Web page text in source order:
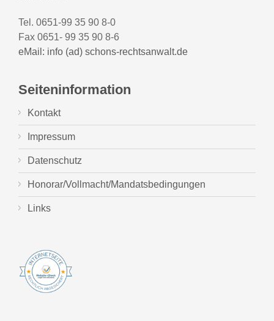
Tel. 0651-99 35 90 8-0
Fax 0651- 99 35 90 8-6
eMail: info (ad) schons-rechtsanwalt.de
Seiteninformation
Kontakt
Impressum
Datenschutz
Honorar/Vollmacht/Mandatsbedingungen
Links